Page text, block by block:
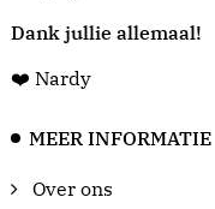
Dank jullie allemaal!
❤️ Nardy
MEER INFORMATIE
Over ons